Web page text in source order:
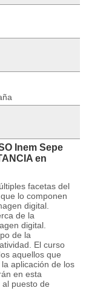
Inem Sepe
en
facetas del
lo componen
digital.
de la
digital.
de la
El curso
aquellos que
aplicación de los
en esta
puesto de